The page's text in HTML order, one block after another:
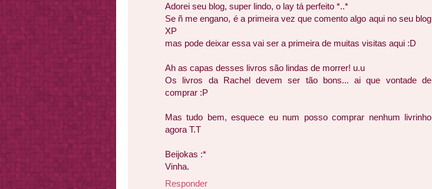
Adorei seu blog, super lindo, o lay tá perfeito *..*
Se ñ me engano, é a primeira vez que comento algo aqui no seu blog
XP
mas pode deixar essa vai ser a primeira de muitas visitas aqui :D
Ah as capas desses livros são lindas de morrer! u.u
Os livros da Rachel devem ser tão bons... ai que vontade de
comprar :P
Mas tudo bem, esquece eu num posso comprar nenhum livrinho
agora T.T
Beijokas :*
Vinha.
Responder